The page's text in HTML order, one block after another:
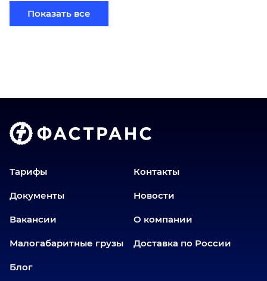
Березники
Бийск
Волгоград
Донецк
Еманжелинск
Заводоуковск
Златоуст
Иваново
Показать все
Тарифы Контакты
Документы Новости
Вакансии О компании
Малогабаритные грузы Доставка по России
Блог